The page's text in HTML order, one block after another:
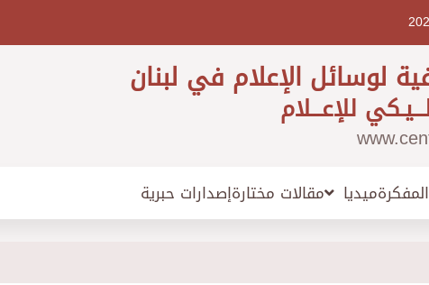
لوسائل الإعلام في لبنان
للإعـــلام
المفكرةميديا مقالات مختارةإصدارات حبرية